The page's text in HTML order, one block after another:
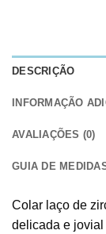
DESCRIÇÃO
INFORMAÇÃO
AVALIAÇÕES (0)
GUIA DE
Colar laço de
delicada e